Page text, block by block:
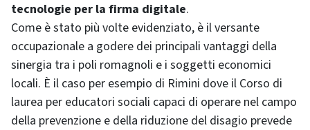
tecnologie per la firma digitale.
Come è stato più volte evidenziato, è il versante
occupazionale a godere dei principali vantaggi della
sinergia tra i poli romagnoli e i soggetti economici
locali. È il caso per esempio di Rimini dove il Corso di
laurea per educatori sociali capaci di operare nel campo
della prevenzione e della riduzione del disagio prevede